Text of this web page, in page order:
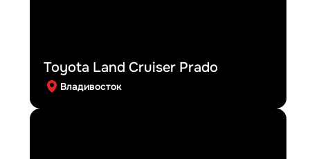
Toyota Land Cruiser Prado
Владивосток